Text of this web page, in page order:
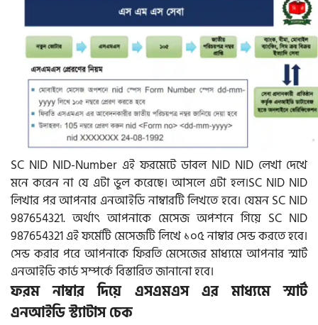
SC NID NID-Number এই ফরমেটে ডাবল NID NID লেখা দেখে
মনে করেন না যে এটা ভুল করেছে। আসলে এটা হল।SC NID NID
লিখার পর আপনার এনআইডি নাম্বারটি লিখতে হবে। যেমন SC NID
987654321. অর্থাৎ আপনাকে মেসেজ অপশনে গিয়ে SC NID
987654321 এই ফর্মেটি মেসেজটি লিখে ১০৫ নাম্বার সেন্ড করতে হবে।
সেন্ড করার পরে আপনাকে ফিরতি মেসেজের মাধ্যমে আপনার স্মার্ট
এনআইডি কার্ড সম্পর্কে বিস্তারিত জানানো হবে।
ফরম নাম্বার দিয়ে এসএমএস এর মাধ্যমে স্মার্ট
এনআইডি স্ট্যাটাস চেক